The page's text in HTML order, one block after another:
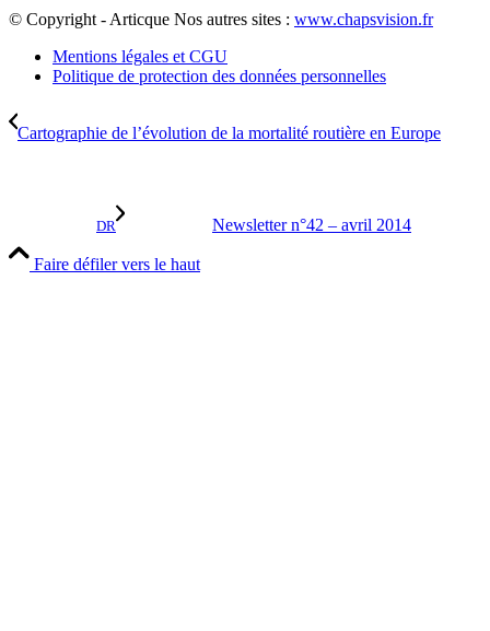
© Copyright - Articque Nos autres sites : www.chapsvision.fr
Mentions légales et CGU
Politique de protection des données personnelles
Cartographie de l’évolution de la mortalité routière en Europe
DR Newsletter n°42 – avril 2014
Faire défiler vers le haut